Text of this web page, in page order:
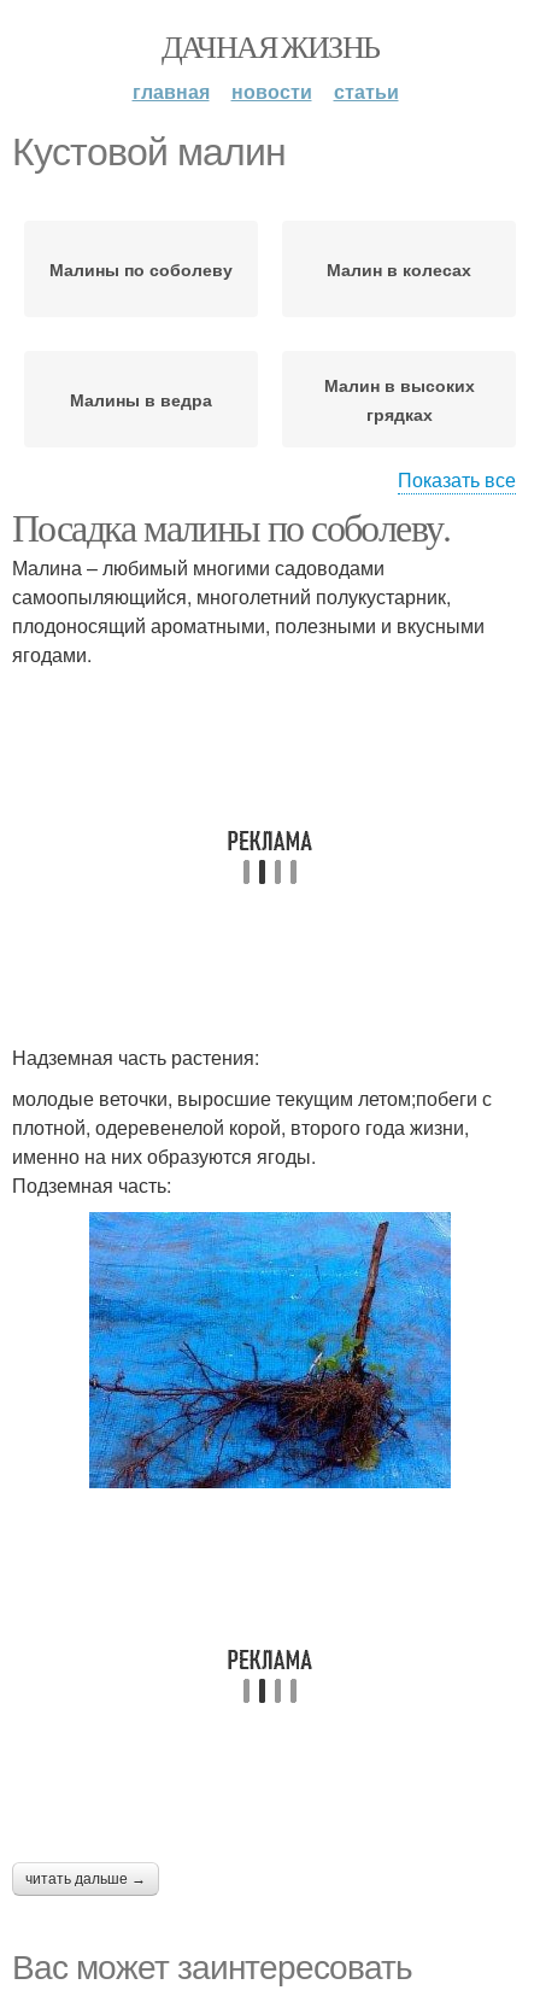
ДАЧНАЯ ЖИЗНЬ
главная новости статьи
Кустовой малин
Малины по соболеву Малин в колесах
Малины в ведра
Малин в высоких
грядках
посадкой
Кустовые способы
Уход за кустовой
Показать все
Посадка малины по соболеву.
Малина – любимый многими садоводами
самоопыляющийся, многолетний полукустарник,
плодоносящий ароматными, полезными и вкусными
ягодами.
Надземная часть растения:
молодые веточки, выросшие текущим летом;побеги с
плотной, одеревенелой корой, второго года жизни,
именно на них образуются ягоды.
Подземная часть:
читать дальше →
Вас может заинтересовать